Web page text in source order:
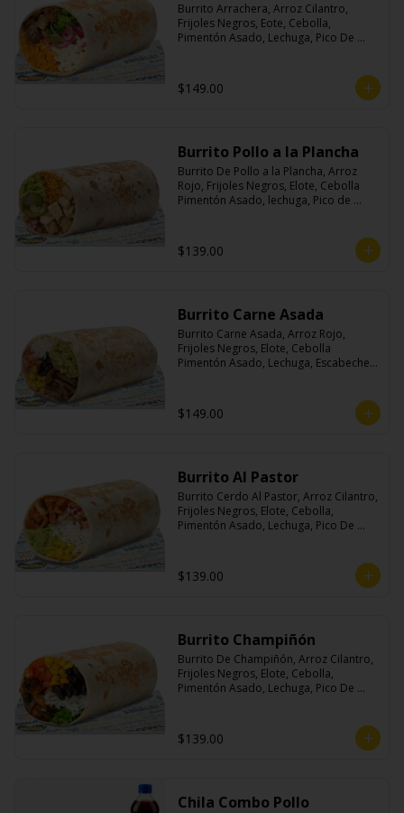
Burrito Arrachera, Arroz Cilantro,
Frijoles Negros, Eote, Cebolla,
Pimentón Asado, Lechuga, Pico De
$149.00
Burrito Pollo a la Plancha
Burrito De Pollo a la Plancha, Arroz
Rojo, Frijoles Negros, Elote, Cebolla
Pimentón Asado, lechuga, Pico de
$139.00
Burrito Carne Asada
Burrito Carne Asada, Arroz Rojo,
Frijoles Negros, Elote, Cebolla
Pimentón Asado, Lechuga, Escabeche
$149.00
Burrito Al Pastor
Burrito Cerdo Al Pastor, Arroz Cilantro,
Frijoles Negros, Elote, Cebolla,
Pimentón Asado, Lechuga, Pico De
$139.00
Burrito Champiñón
Burrito De Champiñón, Arroz Cilantro,
Frijoles Negros, Elote, Cebolla,
Pimentón Asado, Lechuga, Pico De
$139.00
Chila Combo Pollo